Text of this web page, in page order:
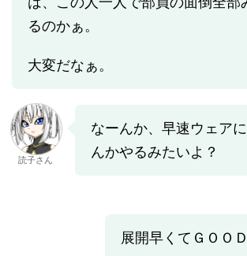
るのかぁ。
大変だなぁ。
読子さん
なーんか、早速ウェア
んかやるみたいよ？
展開早くてＧＯＯＤ